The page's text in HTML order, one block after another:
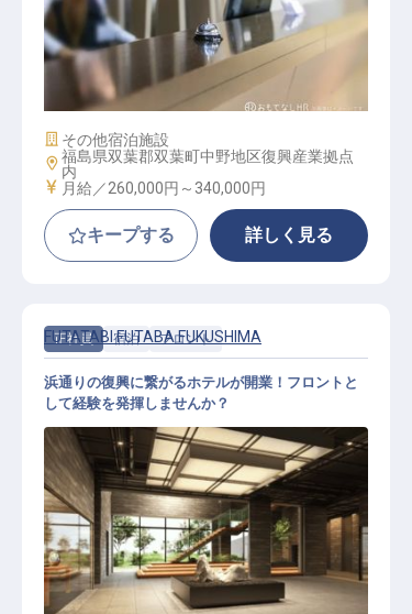
フロントスタッフ
施設業態
その他宿泊施設
勤務地
福島県双葉郡双葉町中野地区復興産業拠点
内
給与
月給／260,000円～ 340,000円
キープする 詳しく見る
正社員 宿泊 フロント
ホテルフロント│大和ハウスグルー
プの新規開業ホテル／賞与・社宅制
FUTATABI FUTABA FUKUSHIMA
浜通りの復興に繋がるホテルが開業！フロントと
して経験を発揮しませんか？